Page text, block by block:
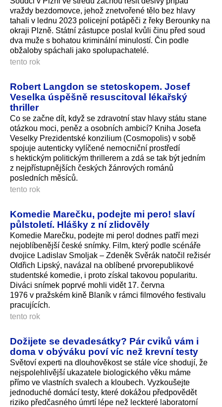
vraždy bezdomovce, jehož znetvořené tělo bez hlavy
tahali v lednu 2023 policejní potápěči z řeky Berounky na
okraji Plzně. Státní zástupce poslal kvůli činu před soud
dva muže s bohatou kriminální minulostí. Čin podle
obžaloby spáchali jako spolupachatelé.
tento rok
Robert Langdon se stetoskopem. Josef
Veselka úspěšně resuscitoval lékařský
thriller
Co se začne dít, když se zdravotní stav hlavy státu stane
otázkou moci, peněz a osobních ambicí? Kniha Josefa
Veselky Prezidentské konzilium (Cosmopolis) v sobě
spojuje autenticky vylíčené nemocniční prostředí
s hektickým politickým thrillerem a zdá se tak být jedním
z nejpřístupnějších českých žánrových románů
posledních měsíců.
tento rok
Komedie Marečku, podejte mi pero! slaví
půlstoletí. Hlášky z ní zlidověly
Komedie Marečku, podejte mi pero! dodnes patří mezi
nejoblíbenější české snímky. Film, který podle scénáře
dvojice Ladislav Smoljak – Zdeněk Svěrák natočil režisér
Oldřich Lipský, navázal na oblíbené prvorepublikové
studentské komedie, i proto získal takovou popularitu.
Diváci snímek poprvé mohli vidět 17. června
1976 v pražském kině Blaník v rámci filmového festivalu
pracujících.
tento rok
Dožijete se devadesátky? Pár cviků vám i
doma v obýváku poví víc než krevní testy
Světoví experti na dlouhověkost se stále více shodují, že
nejspolehlivější ukazatele biologického věku máme
přímo ve vlastních svalech a kloubech. Vyzkoušejte
jednoduché domácí testy, které dokážou předpovědět
riziko předčasného úmrtí lépe než leckteré laboratorní